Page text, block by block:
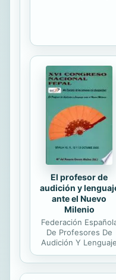
El profesor de
audición y
ante el Nuevo
Milenio
Federación
De Profesores De
Audición Y Lenguaje